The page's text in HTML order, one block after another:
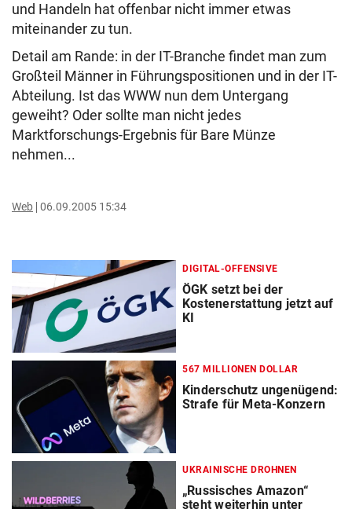
und Handeln hat offenbar nicht immer etwas
miteinander zu tun.
Detail am Rande: in der IT-Branche findet man zum
Großteil Männer in Führungspositionen und in der IT-
Abteilung. Ist das WWW nun dem Untergang
geweiht? Oder sollte man nicht jedes
Marktforschungs-Ergebnis für Bare Münze
nehmen...
Web 06.09.2005 15:34
DIGITAL-OFFENSIVE
ÖGK setzt bei der
Kostenerstattung jetzt auf
KI
567 MILLIONEN DOLLAR
Kinderschutz ungenügend:
Strafe für Meta-Konzern
UKRAINISCHE DROHNEN
„Russisches Amazon“
steht weiterhin unter